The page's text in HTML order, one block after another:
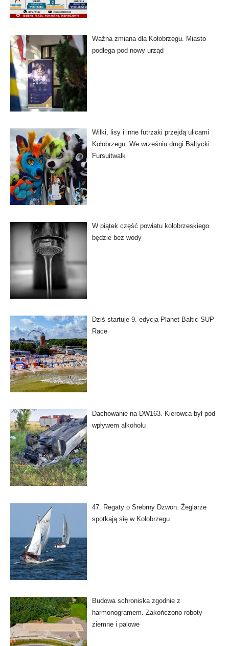
Ważna zmiana dla Kołobrzegu. Miasto
podlega pod nowy urząd
Wilki, lisy i inne futrzaki przejdą ulicami
Kołobrzegu. We wrześniu drugi Bałtycki
Fursuitwalk
W piątek część powiatu kołobrzeskiego
będzie bez wody
Dziś startuje 9. edycja Planet Baltic SUP
Race
Dachowanie na DW163. Kierowca był pod
wpływem alkoholu
47. Regaty o Srebrny Dzwon. Żeglarze
spotkają się w Kołobrzegu
Budowa schroniska zgodnie z
harmonogramem. Zakończono roboty
ziemne i palowe